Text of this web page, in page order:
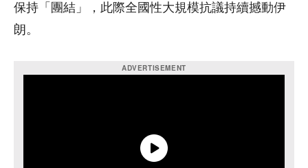
保持「團結」，此際全國性大規模抗議持續撼動伊
朗。